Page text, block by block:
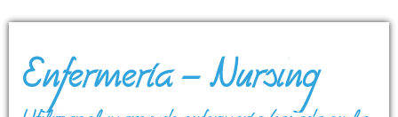
Enfermería – Nursing